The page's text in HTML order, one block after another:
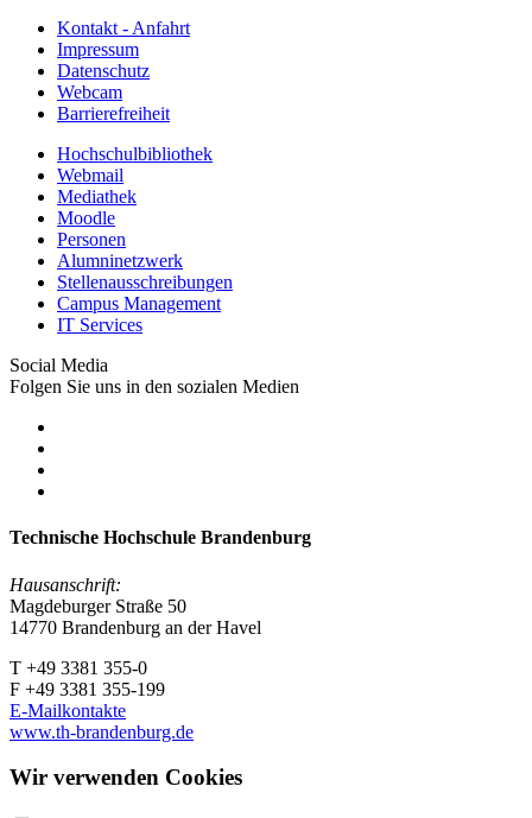
Kontakt - Anfahrt
Impressum
Datenschutz
Webcam
Barrierefreiheit
Hochschulbibliothek
Webmail
Mediathek
Moodle
Personen
Alumninetzwerk
Stellenausschreibungen
Campus Management
IT Services
Social Media
Folgen Sie uns in den sozialen Medien
Technische Hochschule Brandenburg
Hausanschrift:
Magdeburger Straße 50
14770 Brandenburg an der Havel
T +49 3381 355-0
F +49 3381 355-199
E-Mailkontakte
www.th-brandenburg.de
Wir verwenden Cookies